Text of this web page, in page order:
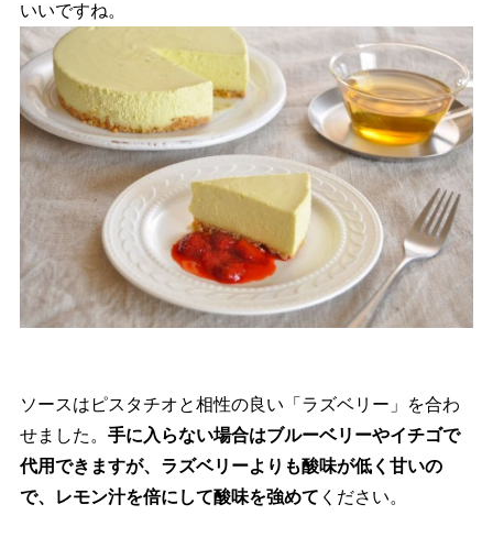
いいですね。
ソースはピスタチオと相性の良い「ラズベリー」を合わ
せました。 手に入らない場合はブルーベリーやイチゴで
代用できますが、ラズベリーよりも酸味が低く甘いの
で、レモン汁を倍にして酸味を強めて ください。